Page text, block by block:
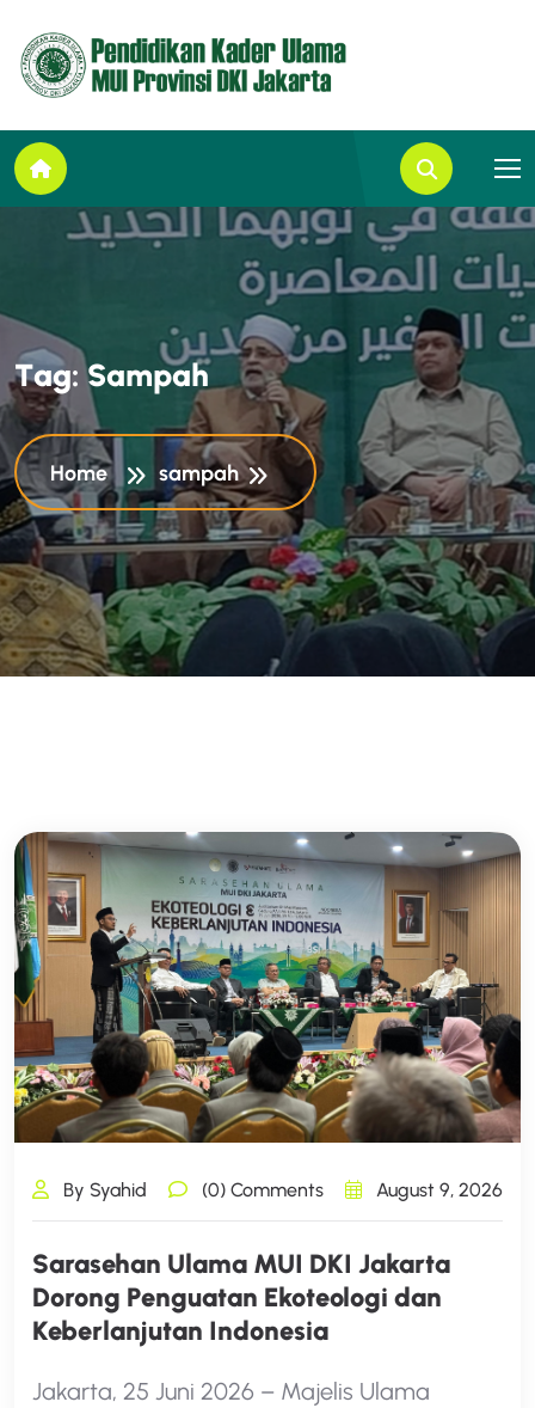
Tag: Sampah
Home sampah
By Syahid (0) Comments August 9, 2026
Sarasehan Ulama MUI DKI Jakarta
Dorong Penguatan Ekoteologi dan
Keberlanjutan Indonesia
Jakarta, 25 Juni 2026 – Majelis Ulama